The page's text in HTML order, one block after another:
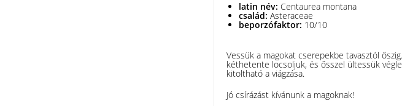
latin név: Centaurea montana
család: Asteraceae
beporzófaktor: 10/10
Vessük a magokat cserepekbe tavasztól
kéthetente locsoljuk, és ősszel ültessük
kitoltható a viágzása.
Jó csírázást kívánunk a magoknak!